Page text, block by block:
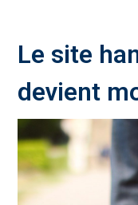
Le site
devient